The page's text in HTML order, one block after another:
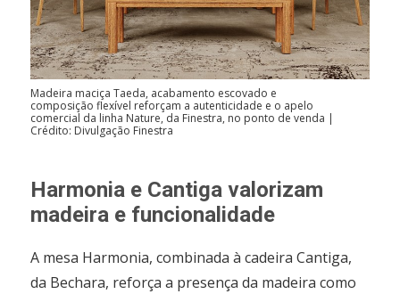
Madeira maciça Taeda, acabamento escovado e
composição flexível reforçam a autenticidade e o apelo
comercial da linha Nature, da Finestra, no ponto de venda |
Crédito: Divulgação Finestra
Harmonia e Cantiga valorizam
madeira e funcionalidade
A mesa Harmonia, combinada à cadeira Cantiga,
da Bechara, reforça a presença da madeira como